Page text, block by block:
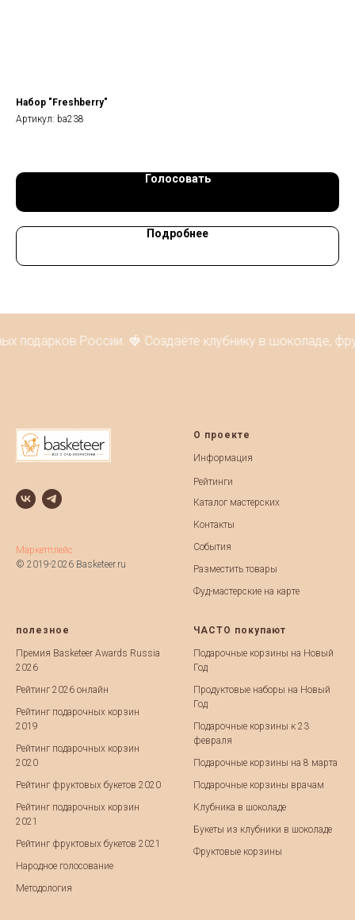
Набор "Freshberry"
Артикул: ba238
Голосовать
Подробнее
России. 🍓 Создаёте клубнику в шоколаде,
Маркетплейс
© 2019-2026 Basketeer.ru
О проекте
Информация
Рейтинги
Каталог мастерских
Контакты
События
Разместить товары
Фуд-мастерские на карте
полезное
Премия Basketeer Awards Russia
2026
Рейтинг 2026 онлайн
Рейтинг подарочных корзин
2019
Рейтинг подарочных корзин
2020
Рейтинг фруктовых букетов 2020
Рейтинг подарочных корзин
2021
Рейтинг фруктовых букетов 2021
Народное голосование
Методология
ЧАСТО покупают
Подарочные корзины на Новый
Год
Продуктовые наборы на Новый
Год
Подарочные корзины к 23
февраля
Подарочные корзины на 8 марта
Подарочные корзины врачам
Клубника в шоколаде
Букеты из клубники в шоколаде
Фруктовые корзины